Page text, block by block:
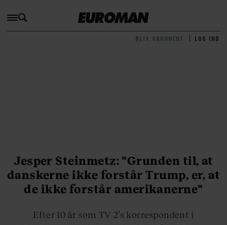
BLIV ABONNENT LOG IND
Jesper Steinmetz: "Grunden til, at
danskerne ikke forstår Trump, er, at
de ikke forstår amerikanerne"
Efter 10 år som TV 2’s korrespondent i